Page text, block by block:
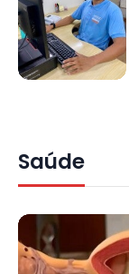
Saúde